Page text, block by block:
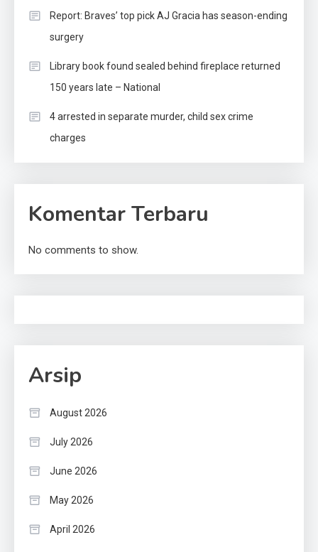
Report: Braves’ top pick AJ Gracia has season-ending
surgery
Library book found sealed behind fireplace returned
150 years late – National
4 arrested in separate murder, child sex crime
charges
Komentar Terbaru
No comments to show.
Arsip
August 2026
July 2026
June 2026
May 2026
April 2026